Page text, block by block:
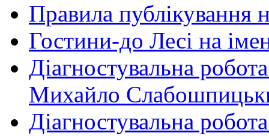
Правила публікування
Гостини-до Лесі на
Діагностувальна
Михайло
Діагностувальна